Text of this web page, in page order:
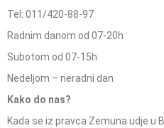
Tel: 011/420-88-97
Radnim danom od 07-20h
Subotom od 07-15h
Nedeljom – neradni dan
Kako do nas?
Kada se iz pravca Zemuna udje u